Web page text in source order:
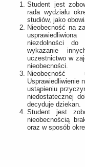
Student jest
rada wydziału
studiów, jako
Nieobecność na
niezdolności do
wykazanie
uczestnictwo w
nieobecności.
Nieobecność
Usprawiedliwienie
ustąpieniu
niedostatecznej
decyduje dziekan.
Student jest
nieobecnością
oraz w sposób